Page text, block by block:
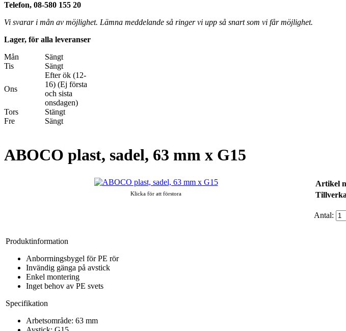
Telefon, 08-580 155 20
Vi svarar i mån av möjlighet. Lämna meddelande så ringer vi upp så snart som vi får möjlighet.
Lager, för alla leveranser
Mån
Sängt
Tis
Sängt
Ons
Efter ök (12-
16) (Ej första
och sista
onsdagen)
Tors
Stängt
Fre
Sängt
ABOCO plast, sadel, 63 mm x G15
Klicka för att förstora
Artikel
Antal:
Produktinformation
Anborrningsbygel för PE rör
Invändig gänga på avstick
Enkel montering
Inget behov av PE svets
Specifikation
Arbetsområde: 63 mm